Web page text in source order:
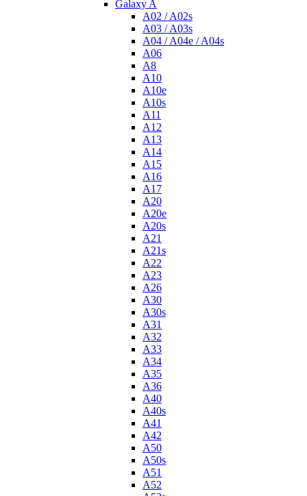
Galaxy A
A02 / A02s
A03 / A03s
A04 / A04e / A04s
A06
A8
A10
A10e
A10s
A11
A12
A13
A14
A15
A16
A17
A20
A20e
A20s
A21
A21s
A22
A23
A26
A30
A30s
A31
A32
A33
A34
A35
A36
A40
A40s
A41
A42
A50
A50s
A51
A52